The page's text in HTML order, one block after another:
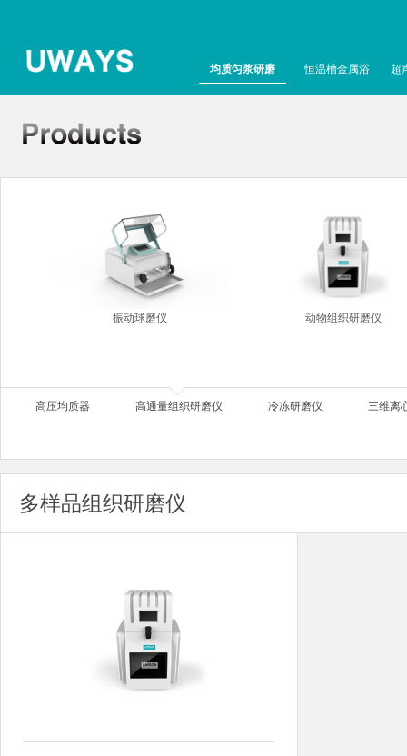
均质匀浆研磨 恒温槽金属浴 超
振动球磨仪 动物组织研磨仪
高压均质器 高通量组织研磨仪 冷冻研磨仪 三维离
多样品组织研磨仪